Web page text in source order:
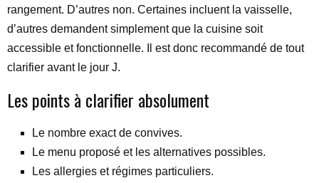
rangement. D’autres non. Certaines incluent la vaisselle,
d’autres demandent simplement que la cuisine soit
accessible et fonctionnelle. Il est donc recommandé de tout
clarifier avant le jour J.
Les points à clarifier absolument
Le nombre exact de convives.
Le menu proposé et les alternatives possibles.
Les allergies et régimes particuliers.